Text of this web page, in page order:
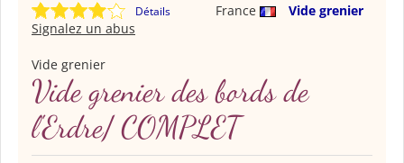
Détails France
Vide grenier
Signalez un abus
Vide grenier
Vide grenier des bords de
l'Erdre/ COMPLET